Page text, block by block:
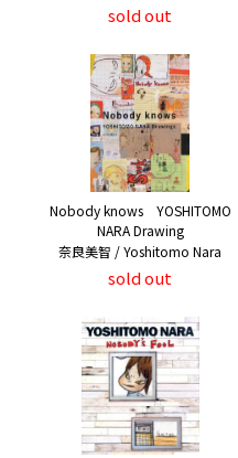
sold out
Nobody knows YOSHITOMO
NARA Drawing
奈良美智 / Yoshitomo Nara
sold out